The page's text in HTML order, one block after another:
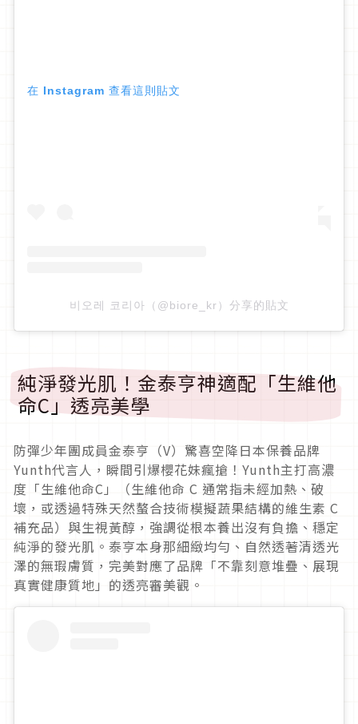
在 Instagram 查看這則貼文
비오레 코리아（@biore_kr）分享的貼文
純淨發光肌！金泰亨神適配「生維他
命C」透亮美學
防彈少年團成員金泰亨（V）驚喜空降日本保養品牌
Yunth代言人，瞬間引爆櫻花妹瘋搶！Yunth主打高濃
度「生維他命C」（生維他命 C 通常指未經加熱、破
壞，或透過特殊天然螯合技術模擬蔬果結構的維生素 C
補充品）與生視黃醇，強調從根本養出沒有負擔、穩定
純淨的發光肌。泰亨本身那細緻均勻、自然透著清透光
澤的無瑕膚質，完美對應了品牌「不靠刻意堆疊、展現
真實健康質地」的透亮審美觀。